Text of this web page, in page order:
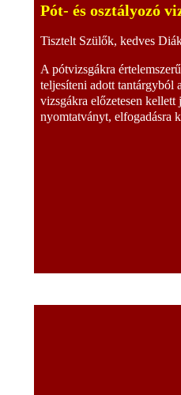
Pót- és osztályozó
Tisztelt Szülők, kedves
A pótvizsgákra
teljesíteni adott tantárgyból
vizsgákra előzetesen
nyomtatványt, elfogadásra